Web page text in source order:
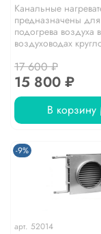
Канальные
предназначены для
подогрева воздуха в
воздуховодах
17 600 ₽
15 800 ₽
В корзину
-9%
арт. 52014